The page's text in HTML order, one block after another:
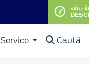
Service Caută